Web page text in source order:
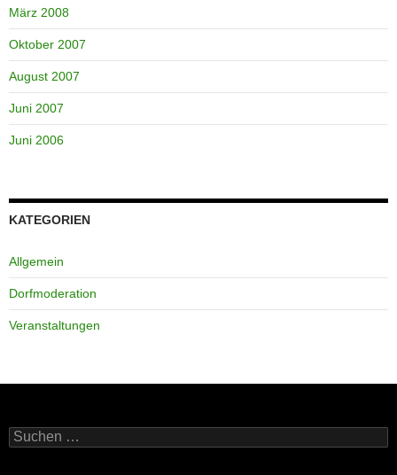
März 2008
Oktober 2007
August 2007
Juni 2007
Juni 2006
KATEGORIEN
Allgemein
Dorfmoderation
Veranstaltungen
Suchen
nach: